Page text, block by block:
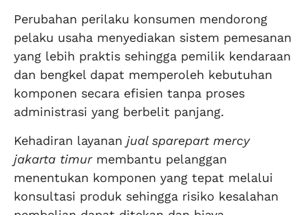
Perubahan perilaku konsumen mendorong
pelaku usaha menyediakan sistem pemesanan
yang lebih praktis sehingga pemilik kendaraan
dan bengkel dapat memperoleh kebutuhan
komponen secara efisien tanpa proses
administrasi yang berbelit panjang.
Kehadiran layanan jual sparepart mercy
jakarta timurmembantu pelanggan
menentukan komponen yang tepat melalui
konsultasi produk sehingga risiko kesalahan